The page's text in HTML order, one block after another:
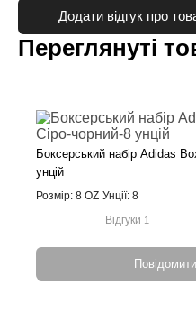
Додати відгук про
Переглянуті
Боксерський набір Adidas
унцій
Розмір: 8 OZ Унції: 8
Відгуки 1